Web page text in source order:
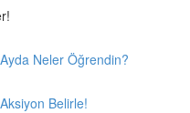
Neler Öğrendin?
Belirle!